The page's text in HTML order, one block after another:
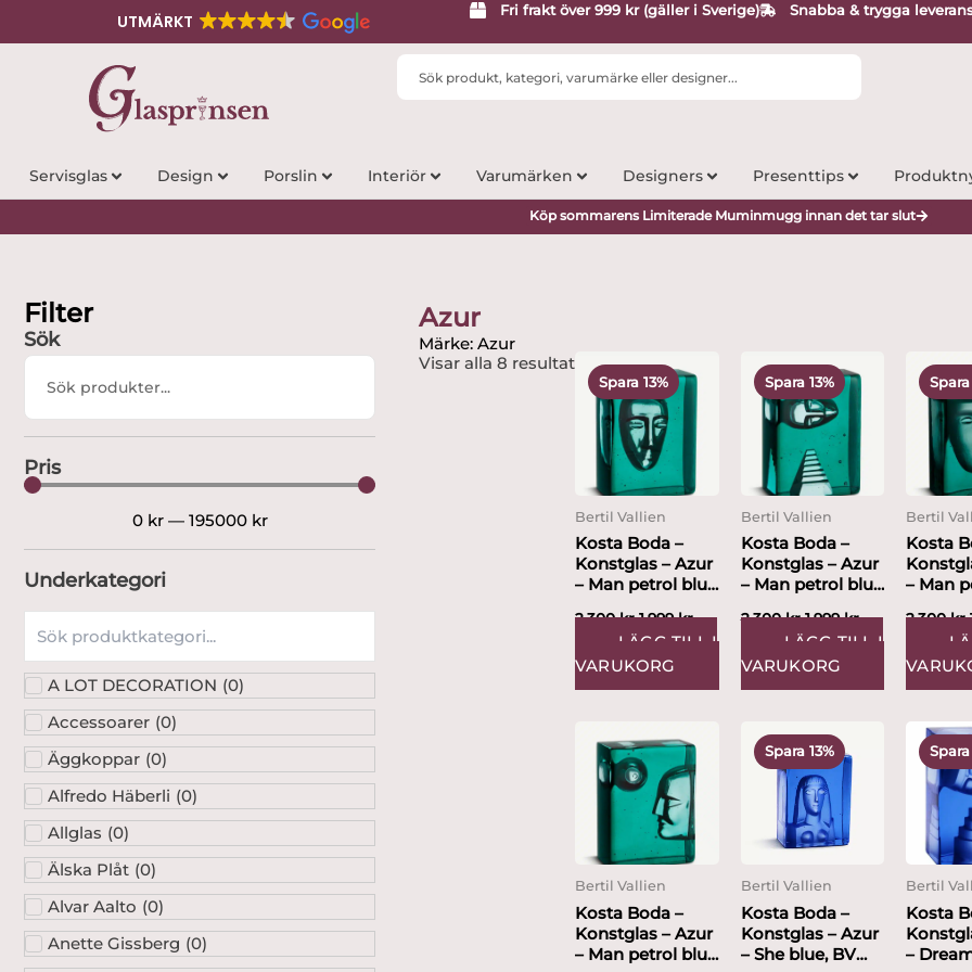
UTMÄRKT
Fri frakt över 999 kr (gäller i Sverige) Snabba & trygga
Search
Servisglas Design Porslin Interiör Varumärken Designers Presenttips
Köp sommarens Limiterade Muminmugg innan det tar slut
Filter
Sök
Search
Pris
0 kr— 195000 kr
Underkategori
A LOT DECORATION (0)
Accessoarer (0)
Äggkoppar (0)
Alfredo Häberli (0)
Allglas (0)
Älska Plåt (0)
Alvar Aalto (0)
Anette Gissberg (0)
Azur
Märke: Azur
Visar alla 8 resultat
Spara 13%
Bertil Vallien
Kosta Boda –
Konstglas – Azur
– Man petrol blue
2,300kr
ursprungliga
priset
var:
2,300 kr.
1,999kr
nuvarande
priset
är:
1,999 kr.
LÄGG TILL I
VARUKORG
Spara 13%
Bertil Vallien
Kosta Boda –
Konstglas – Azur
– Man petrol blue
2,300kr
ursprungliga
priset
var:
2,300 kr.
1,999kr
nuvarande
är:
1,999 kr.
LÄGG TILL I
VARUKORG
Spara
Bertil
Kosta
– Man
2,300kr
Bertil Vallien
Kosta Boda –
Konstglas – Azur
– Man petrol blue
Spara 13%
Bertil Vallien
Kosta Boda –
Konstglas – Azur
– She blue, BV
ursprungliga
priset
var:
2,300 kr.
nuvarandeSpara
Bertil
Kosta
–